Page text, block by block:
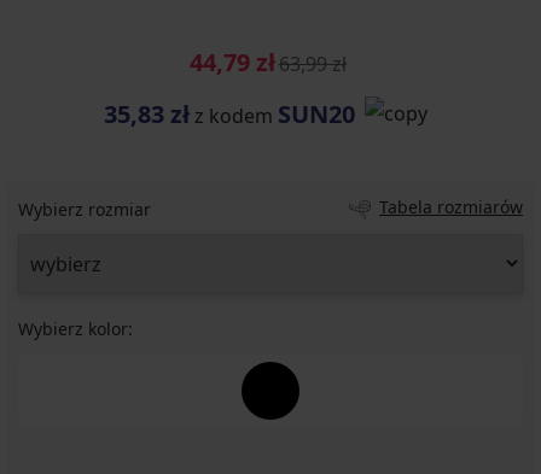
44,79 zł63,99 zł
35,83 zł z kodem SUN20
Wybierz rozmiar Tabela rozmiarów
Wybierz kolor: